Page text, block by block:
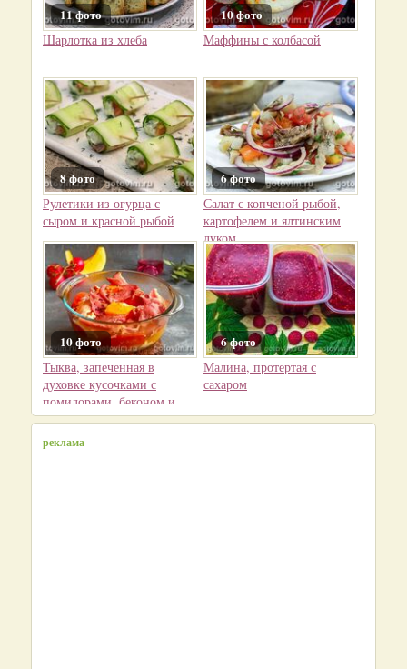
11 фото
Шарлотка из хлеба
10 фото
Маффины с колбасой
8 фото
Рулетики из огурца с
сыром и красной рыбой
6 фото
Салат с копченой рыбой,
картофелем и ялтинским
луком
10 фото
Тыква, запеченная в
духовке кусочками с
помидорами, беконом и
вином
6 фото
Малина, протертая с
сахаром
реклама